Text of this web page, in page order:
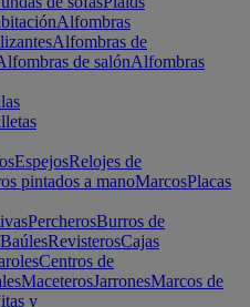
Alfombras
Alfombras de
de salónAlfombras
EspejosRelojes de
pintados a manoMarcosPlacas
PercherosBurros de
BaúlesRevisterosCajas
Centros de
MaceterosJarronesMarcos de
y